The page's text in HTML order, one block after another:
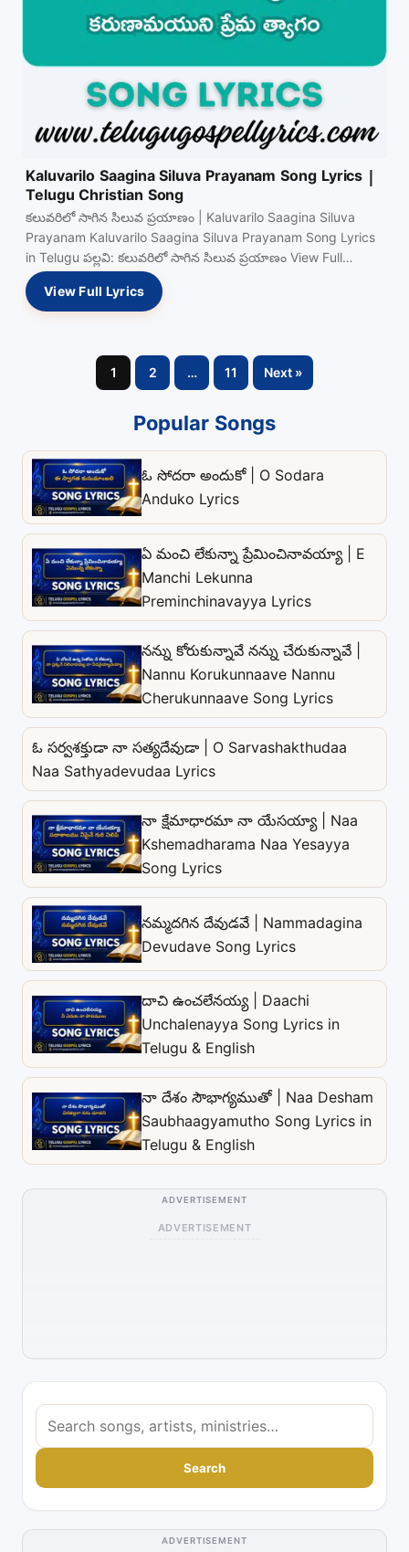
Kaluvarilo Saagina Siluva Prayanam Song Lyrics |
Telugu Christian Song
కలువరిలో సాగిన సిలువ ప్రయాణం | Kaluvarilo Saagina Siluva
Prayanam Kaluvarilo Saagina Siluva Prayanam Song Lyrics
in Telugu పల్లవి: కలువరిలో సాగిన సిలువ ప్రయాణం View Full…
View Full Lyrics
P
o
s
t
s
p
a
g
i
n
a
t
i
o
n
1 2 … 11 Next »
Popular Songs
ఓ సోదరా అందుకో | O Sodara
Anduko Lyrics
ఏ మంచి లేకున్నా ప్రేమించినావయ్యా | E
Manchi Lekunna
Preminchinavayya Lyrics
నన్ను కోరుకున్నావే నన్ను చేరుకున్నావే |
Nannu Korukunnaave Nannu
Cherukunnaave Song Lyrics
ఓ సర్వశక్తుడా నా సత్యదేవుడా | O Sarvashakthudaa
Naa Sathyadevudaa Lyrics
నా క్షేమాధారమా నా యేసయ్యా | Naa
Kshemadharama Naa Yesayya
Song Lyrics
నమ్మదగిన దేవుడవే | Nammadagina
Devudave Song Lyrics
దాచి ఉంచలేనయ్య | Daachi
Unchalenayya Song Lyrics in
Telugu & English
నా దేశం సౌభాగ్యముతో | Naa Desham
Saubhaagyamutho Song Lyrics in
Telugu & English
ADVERTISEMENT
ADVERTISEMENT
S
e
r
h
Search
ADVERTISEMENT